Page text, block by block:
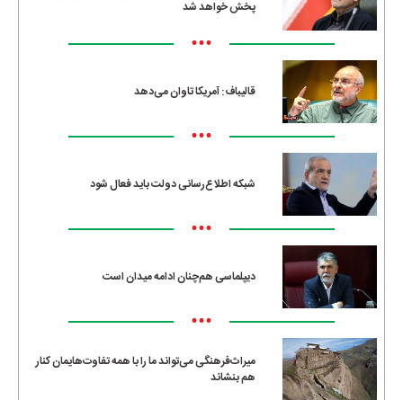
پخش خواهد شد
•••
قالیباف: آمریکا تاوان می‌دهد
•••
شبکه اطلاع‌رسانی دولت باید فعال شود
•••
دیپلماسی هم‌چنان ادامه میدان است
•••
میراث‌فرهنگی می‌تواند ما را با همه تفاوت‌هایمان کنار
هم بنشاند